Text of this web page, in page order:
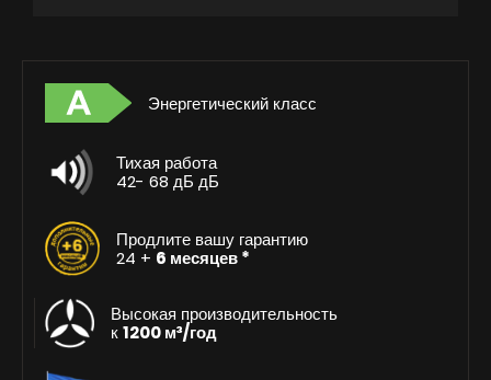
Энергетический класс
Тихая работа
42- 68 дБ дБ
Продлите вашу гарантию
24 + 6 месяцев *
Высокая производительность
к1200 м³/год